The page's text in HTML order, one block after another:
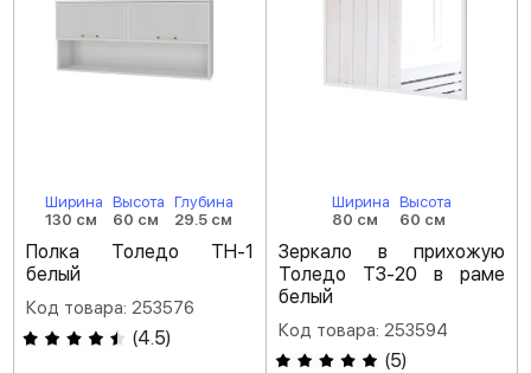
Ширина
130 см
Высота
60 см
Глубина
29.5 см
Полка Толедо ТН-1
белый
Код товара: 253576
(4.5)
Ширина
80 см
Высота
60 см
Зеркало в прихожую
Толедо ТЗ-20 в раме
белый
Код товара: 253594
(5)